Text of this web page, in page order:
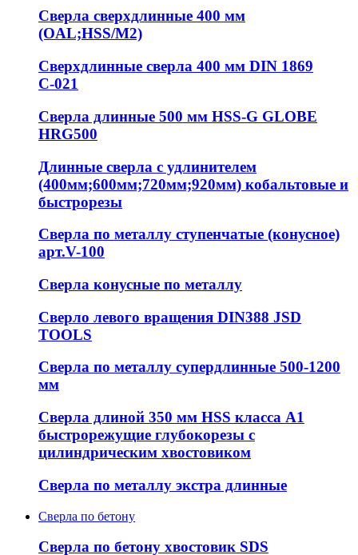
Сверла сверхдлинные 400 мм
(OAL;HSS/M2)
Сверхдлинные сверла 400 мм DIN 1869
С-021
Сверла длинные 500 мм HSS-G GLOBE
HRG500
Длинные сверла с удлинителем
(400мм;600мм;720мм;920мм) кобальтовые и
быстрорезы
Сверла по металлу ступенчатые (конусное)
арт.V-100
Сверла конусные по металлу
Сверло левого вращения DIN388 JSD
TOOLS
Сверла по металлу супердлинные 500-1200
мм
Сверла длиной 350 мм HSS класса А1
быстрорежущие глубокорезы с
цилиндрическим хвостовиком
Сверла по металлу экстра длинные
Сверла по бетону
Сверла по бетону хвостовик SDS